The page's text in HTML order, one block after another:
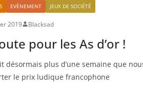
EVÈNEMENT JEUX DE SOCIÉTÉ
2019 Blacksad
pour les As d’or !
désormais plus d’une semaine que
le prix ludique francophone